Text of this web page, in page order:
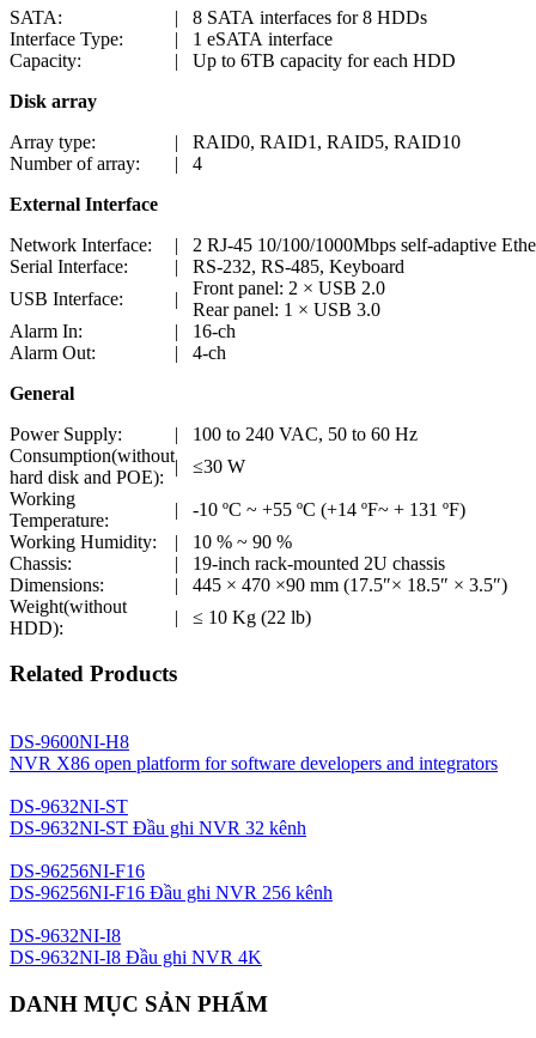
SATA: |
8 SATA interfaces for 8 HDDs
Interface Type:
|
1 eSATA interface
Capacity:
|
Up to 6TB capacity for each HDD
Disk array
Array type:
|
RAID0, RAID1, RAID5, RAID10
Number of array:
|
4
External Interface
Network Interface:
|
2 RJ-45 10/100/1000Mbps self-adaptive
Serial Interface:
|
RS-232, RS-485, Keyboard
USB Interface:
|
Front panel: 2 × USB 2.0
Rear panel: 1 × USB 3.0
Alarm In:
|
16-ch
Alarm Out:
|
4-ch
General
Power Supply:
|
100 to 240 VAC, 50 to 60 Hz
Consumption(without
hard disk and POE):
|
≤30 W
Working
Temperature:
|
-10 ºC ~ +55 ºC (+14 ºF~ + 131 ºF)
Working Humidity:
|
10 % ~ 90 %
Chassis:
|
19-inch rack-mounted 2U chassis
Dimensions:
|
445 × 470 ×90 mm (17.5″× 18.5″ × 3.5″)
Weight(without
HDD):
| ≤ 10 Kg (22 lb)
Related Products
DS-9600NI-H8
NVR X86 open platform for software developers and integrators
DS-9632NI-ST
DS-9632NI-ST Đầu ghi NVR 32 kênh
DS-96256NI-F16
DS-96256NI-F16 Đầu ghi NVR 256 kênh
DS-9632NI-I8
DS-9632NI-I8 Đầu ghi NVR 4K
DANH MỤC SẢN PHẨM